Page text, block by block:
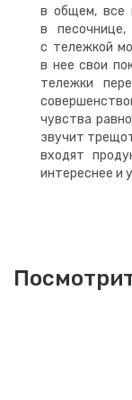
в общем, все
в
с тележкой
в нее свои
тележки
чувства
звучит
входят
интереснее и